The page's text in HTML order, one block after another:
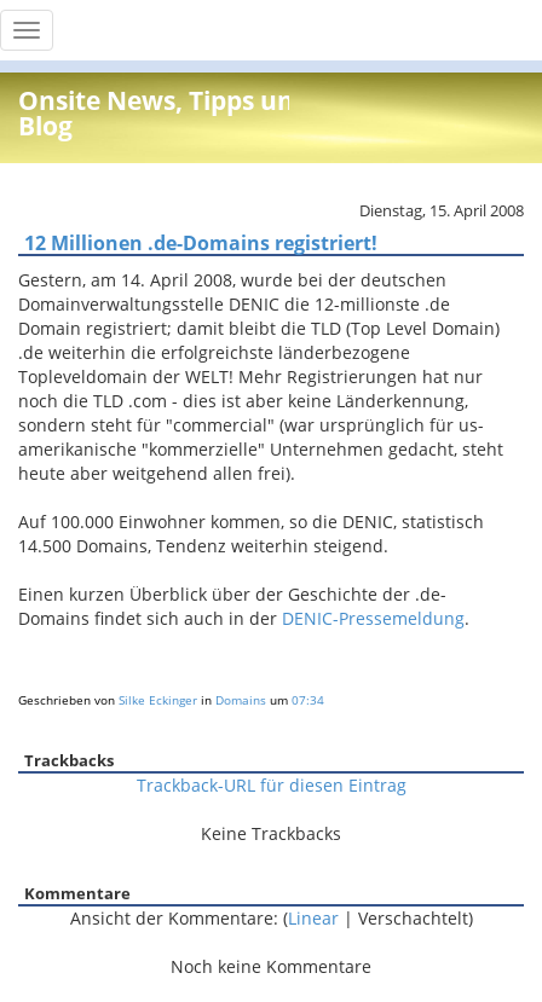
Toggle
navigation
Onsite News, Tipps und Info
Blog
Dienstag, 15. April 2008
12 Millionen .de-Domains registriert!
Gestern, am 14. April 2008, wurde bei der deutschen
Domainverwaltungsstelle DENIC die 12-millionste .de
Domain registriert; damit bleibt die TLD (Top Level Domain)
.de weiterhin die erfolgreichste länderbezogene
Topleveldomain der WELT! Mehr Registrierungen hat nur
noch die TLD .com - dies ist aber keine Länderkennung,
sondern steht für "commercial" (war ursprünglich für us-
amerikanische "kommerzielle" Unternehmen gedacht, steht
heute aber weitgehend allen frei).
Auf 100.000 Einwohner kommen, so die DENIC, statistisch
14.500 Domains, Tendenz weiterhin steigend.
Einen kurzen Überblick über der Geschichte der .de-
Domains findet sich auch in der DENIC-Pressemeldung.
Geschrieben von Silke Eckinger in Domains um 07:34
Trackbacks
Trackback-URL für diesen Eintrag
Keine Trackbacks
Kommentare
Ansicht der Kommentare: (Linear| Verschachtelt)
Noch keine Kommentare